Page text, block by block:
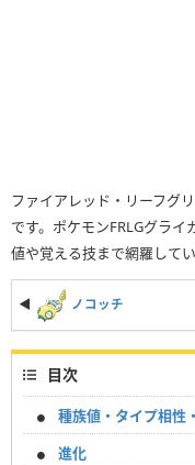
ファイアレッド・リーフグ
です。ポケモンFRLGグラ
値や覚える技まで網羅してい
◀ ノコッチ
目次
種族値・タイプ相性
進化